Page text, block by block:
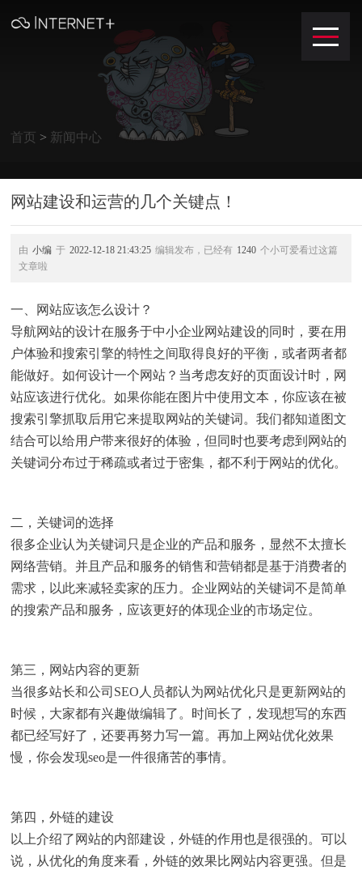
首页 > 新闻中心
网站建设和运营的几个关键点！
由 小编 于 2022-12-18 21:43:25 编辑发布，已经有 1240 个小可爱看过这篇
文章啦
一、网站应该怎么设计？
导航网站的设计在服务于中小企业网站建设的同时，要在用
户体验和搜索引擎的特性之间取得良好的平衡，或者两者都
能做好。如何设计一个网站？当考虑友好的页面设计时，网
站应该进行优化。如果你能在图片中使用文本，你应该在被
搜索引擎抓取后用它来提取网站的关键词。我们都知道图文
结合可以给用户带来很好的体验，但同时也要考虑到网站的
关键词分布过于稀疏或者过于密集，都不利于网站的优化。
二，关键词的选择
很多企业认为关键词只是企业的产品和服务，显然不太擅长
网络营销。并且产品和服务的销售和营销都是基于消费者的
需求，以此来减轻卖家的压力。企业网站的关键词不是简单
的搜索产品和服务，应该更好的体现企业的市场定位。
第三，网站内容的更新
当很多站长和公司SEO人员都认为网站优化只是更新网站的
时候，大家都有兴趣做编辑了。时间长了，发现想写的东西
都已经写好了，还要再努力写一篇。再加上网站优化效果
慢，你会发现seo是一件很痛苦的事情。
第四，外链的建设
以上介绍了网站的内部建设，外链的作用也是很强的。可以
说，从优化的角度来看，外链的效果比网站内容更强。但是